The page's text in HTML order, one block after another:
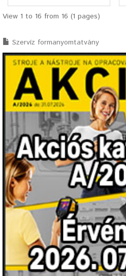
View 1 to 16 from 16 (1 pages)
Szervíz formanyomtatvány